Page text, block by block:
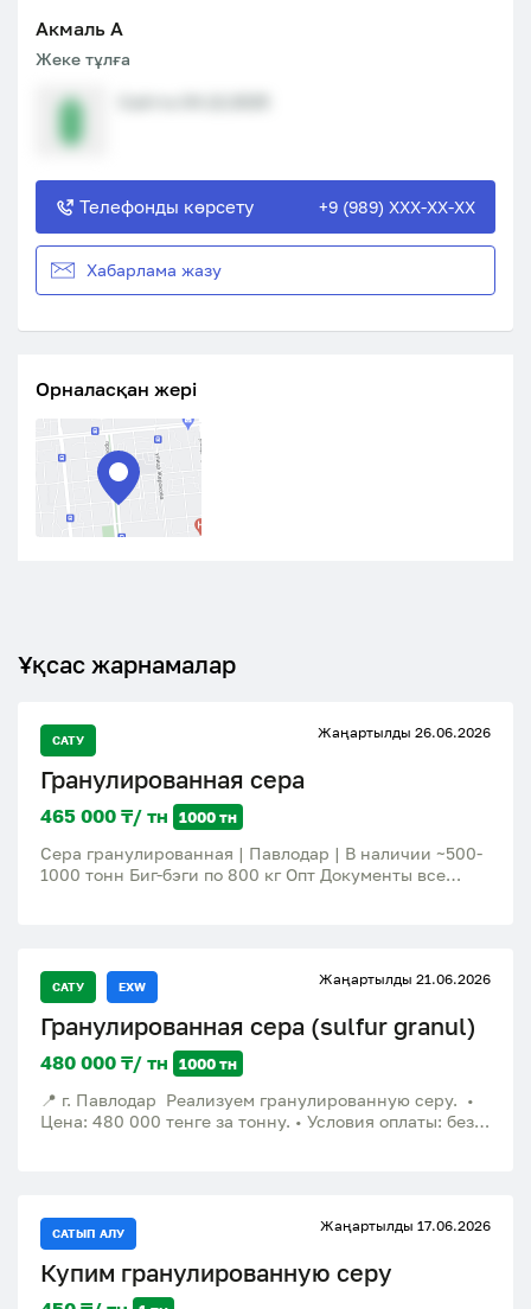
Акмаль A
Жеке тұлға
Телефонды көрсету +9 (989) XXX-XX-XX
Хабарлама жазу
Орналасқан жері
Ұқсас жарнамалар
САТУ Жаңартылды 26.06.2026
Гранулированная сера
465 000 ₸/ тн 1000 тн
Сера гранулированная | Павлодар | В наличии ~500-
1000 тонн Биг-бэги по 800 кг Опт Документы все
САТУ EXW Жаңартылды 21.06.2026
Гранулированная сера (sulfur granul)
480 000 ₸/ тн 1000 тн
📍 г. Павлодар Реализуем гранулированную серу. •
Цена: 480 000 тенге за тонну. • Условия оплаты: без
дальнейшие объемы. Просьба не беспокоить
посредников, агентов и лиц, не располагающих
реальным спросом. Предложение рассчитано на
прямых покупателей. Ценим свое и чужое время,
САТЫП АЛУ Жаңартылды 17.06.2026
Купим гранулированную серу